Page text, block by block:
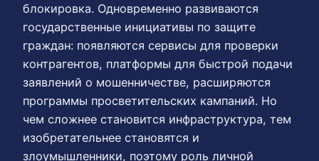
блокировка. Одновременно развиваются
государственные инициативы по защите
граждан: появляются сервисы для проверки
контрагентов, платформы для быстрой подачи
заявлений о мошенничестве, расширяются
программы просветительских кампаний. Но
чем сложнее становится инфраструктура, тем
изобретательнее становятся и
злоумышленники, поэтому роль личной